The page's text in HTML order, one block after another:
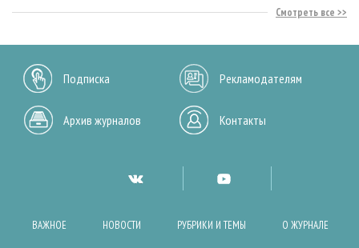
Смотреть все
Подписка Рекламодателям
Архив журналов Контакты
ВАЖНОЕ НОВОСТИ РУБРИКИ И ТЕМЫ О ЖУРНАЛЕ